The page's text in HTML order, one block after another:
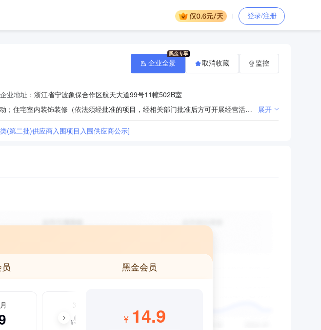
登录/注册
企业地址： 浙江省宁波象保合作区航天大道99号11幢502B室
许可项目：劳务派遣服务；建设工程设计；建筑劳务分包；职业中介活动；住宅室内装饰装修（依法须经批准的项目，经相关部门批准后方可开展经营活动，具体经营项目以审批结果为准）。一般项目：5G通信技术服务；卫星通信服务；通信设备销售；技术服务、技术开发、技术咨询、技术交流、技术转让、技术推广；信息系统集成服务；信息技术咨询服务；对外承包工程；信息咨询服务（不含许可类信息咨询服务）；装卸搬运；普通货物仓储服务（不含危险化学品等需许可审批的项目）；单位后勤管理服务；软件开发；专业设计服务；市场营销策划；建筑工程机械与设备租赁；企业管理咨询；机械设备租赁；人力资源服务（不含职业中介活动、劳务派遣服务）；安全技术防范系统设计施工服务；制冷、空调设备销售（除依法须经批准的项目外，凭营业执照依法自主开展经营活动）。 展开
(第二批)供应商入围项目入围供应商公示]
企业全景 取消收藏 监控
黑金会员
3个月
¥99 ¥ 14.9